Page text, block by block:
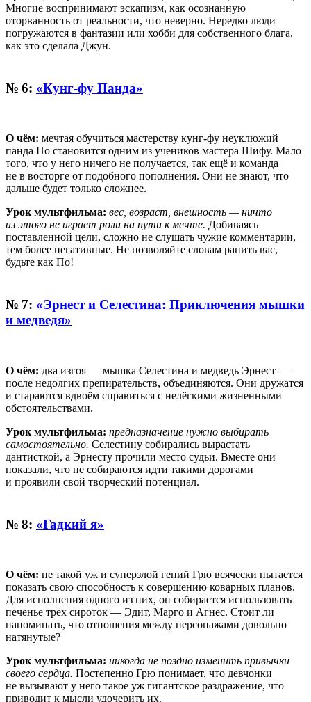
Многие воспринимают эскапизм, как осознанную
оторванность от реальности, что неверно. Нередко люди
погружаются в фантазии или хобби для собственного блага,
как это сделала Джун.
№ 6: «Кунг-фу Панда»
О чём: мечтая обучиться мастерству кунг-фу неуклюжий
панда По становится одним из учеников мастера Шифу. Мало
того, что у него ничего не получается, так ещё и команда
не в восторге от подобного пополнения. Они не знают, что
дальше будет только сложнее.
Урок мультфильма: вес, возраст, внешность — ничто
из этого не играет роли на пути к мечте. Добиваясь
поставленной цели, сложно не слушать чужие комментарии,
тем более негативные. Не позволяйте словам ранить вас,
будьте как По!
№ 7: «Эрнест и Селестина: Приключения мышки
и медведя»
О чём: два изгоя — мышка Селестина и медведь Эрнест —
после недолгих препирательств, объединяются. Они дружатся
и стараются вдвоём справиться с нелёгкими жизненными
обстоятельствами.
Урок мультфильма: предназначение нужно выбирать
самостоятельно. Селестину собирались вырастать
дантисткой, а Эрнесту прочили место судьи. Вместе они
показали, что не собираются идти такими дорогами
и проявили свой творческий потенциал.
№ 8: «Гадкий я»
О чём: не такой уж и суперзлой гений Грю всячески пытается
показать свою способность к совершению коварных планов.
Для исполнения одного из них, он собирается использовать
печенье трёх сироток — Эдит, Марго и Агнес. Стоит ли
напоминать, что отношения между персонажами довольно
натянутые?
Урок мультфильма: никогда не поздно изменить привычки
своего сердца. Постепенно Грю понимает, что девчонки
не вызывают у него такое уж гигантское раздражение, что
приводит к мысли удочерить их.